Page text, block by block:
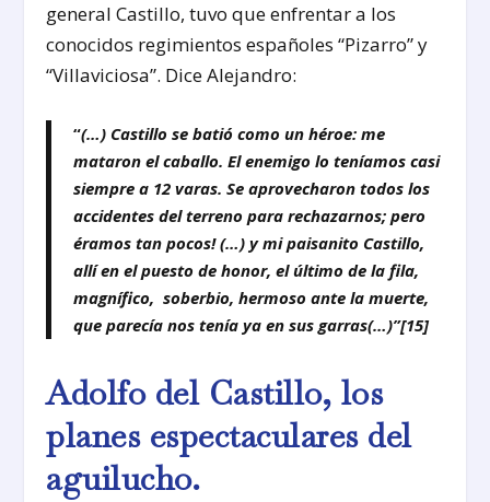
general Castillo, tuvo que enfrentar a los
conocidos regimientos españoles “Pizarro” y
“Villaviciosa”. Dice Alejandro:
“(…) Castillo se batió como un héroe: me
mataron el caballo. El enemigo lo teníamos casi
siempre a 12 varas. Se aprovecharon todos los
accidentes del terreno para rechazarnos; pero
éramos tan pocos! (…) y mi paisanito Castillo,
allí en el puesto de honor, el último de la fila,
magnífico, soberbio, hermoso ante la muerte,
que parecía nos tenía ya en sus garras(…)”[15]
Adolfo del Castillo, los
planes espectaculares del
aguilucho.